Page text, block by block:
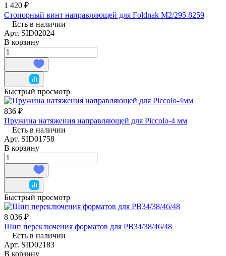
1 420 ₽
Стопорный винт направляющей для Foldnak M2/295 8259
Есть в наличии
Арт. SID02024
В корзину
Быстрый просмотр
836 ₽
Пружина натяжения направляющей для Piccolo-4 мм
Есть в наличии
Арт. SID01758
В корзину
Быстрый просмотр
8 036 ₽
Шип переключения форматов для РВ34/38/46/48
Есть в наличии
Арт. SID02183
В корзину